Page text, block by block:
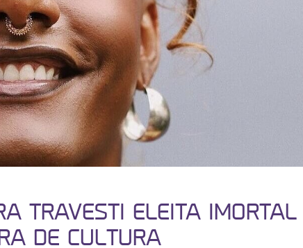
TRAVESTI ELEITA IMORTAL
DE CULTURA